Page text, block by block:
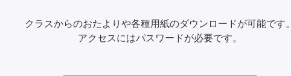
クラスからのおたよりや各種用紙のダウンロードが可能です。
アクセスにはパスワードが必要です。